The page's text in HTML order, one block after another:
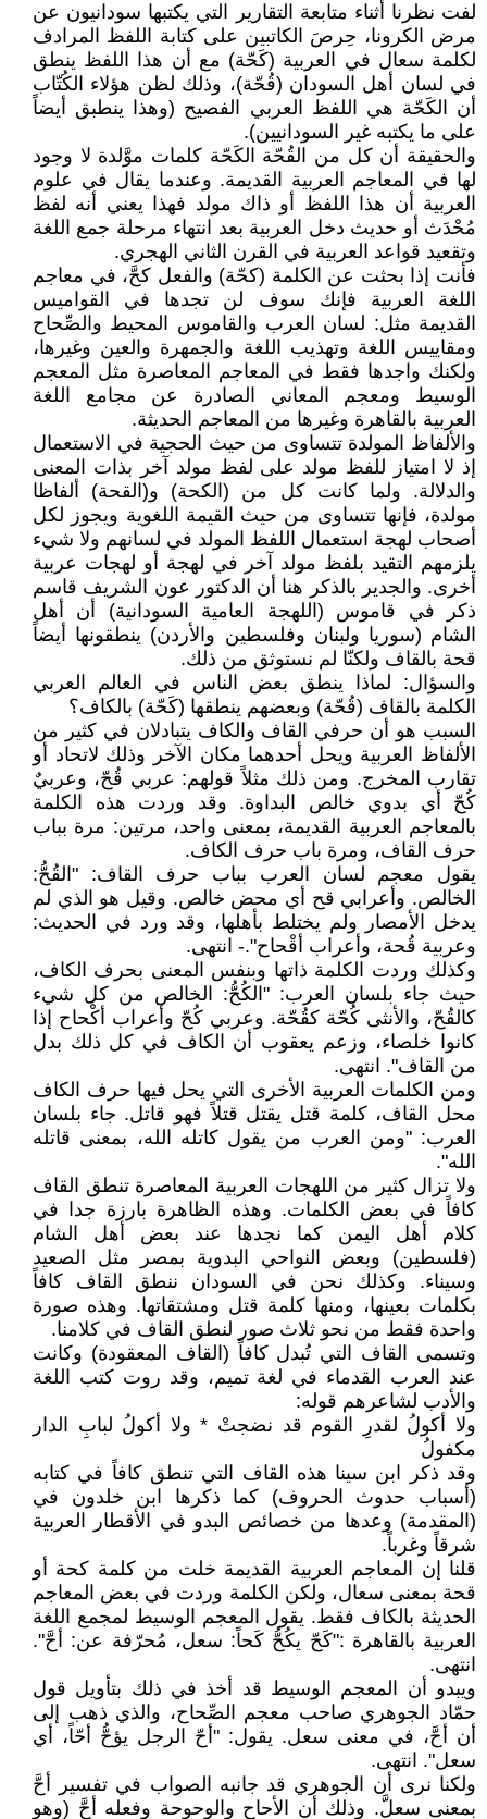
لفت نظرنا أثناء متابعة التقارير التي يكتبها سودانيون عن
مرض الكرونا، حِرصَ الكاتبين على كتابة اللفظ المرادف
لكلمة سعال في العربية (كَحّة) مع أن هذا اللفظ ينطق
في لسان أهل السودان (قُحّة)، وذلك لظن هؤلاء الكُتّاب
أن الكَحّة هي اللفظ العربي الفصيح (وهذا ينطبق أيضاً
على ما يكتبه غير السودانيين).
والحقيقة أن كل من القُحّة الكَحّة كلمات موَّلدة لا وجود
لها في المعاجم العربية القديمة. وعندما يقال في علوم
العربية أن هذا اللفظ أو ذاك مولد فهذا يعني أنه لفظ
مُحْدَث أو حديث دخل العربية بعد انتهاء مرحلة جمع اللغة
وتقعيد قواعد العربية في القرن الثاني الهجري.
فأنت إذا بحثت عن الكلمة (كحّة) والفعل كحَّ، في معاجم
اللغة العربية فإنك سوف لن تجدها في القواميس
القديمة مثل: لسان العرب والقاموس المحيط والصِّحاح
ومقاييس اللغة وتهذيب اللغة والجمهرة والعين وغيرها،
ولكنك واجدها فقط في المعاجم المعاصرة مثل المعجم
الوسيط ومعجم المعاني الصادرة عن مجامع اللغة
العربية بالقاهرة وغيرها من المعاجم الحديثة.
والألفاظ المولدة تتساوى من حيث الحجية في الاستعمال
إذ لا امتياز للفظ مولد على لفظ مولد آخر بذات المعنى
والدلالة. ولما كانت كل من (الكحة) و(القحة) ألفاظا
مولدة، فإنها تتساوى من حيث القيمة اللغوية ويجوز لكل
أصحاب لهجة استعمال اللفظ المولد في لسانهم ولا شيء
يلزمهم التقيد بلفظ مولد آخر في لهجة أو لهجات عربية
أخرى. والجدير بالذكر هنا أن الدكتور عون الشريف قاسم
ذكر في قاموس (اللهجة العامية السودانية) أن أهل
الشام (سوريا ولبنان وفلسطين والأردن) ينطقونها أيضاً
قحة بالقاف ولكنّا لم نستوثق من ذلك.
والسؤال: لماذا ينطق بعض الناس في العالم العربي
الكلمة بالقاف (قُحّة) وبعضهم ينطقها (كَحّة) بالكاف؟
السبب هو أن حرفي القاف والكاف يتبادلان في كثير من
الألفاظ العربية ويحل أحدهما مكان الآخر وذلك لاتحاد أو
تقارب المخرج. ومن ذلك مثلاً قولهم: عربي قُحّ، وعربيٌ
كُحّ أي بدوي خالص البداوة. وقد وردت هذه الكلمة
بالمعاجم العربية القديمة، بمعنى واحد، مرتين: مرة بباب
حرف القاف، ومرة باب حرف الكاف.
يقول معجم لسان العرب بباب حرف القاف: "القُحُّ:
الخالص. وأعرابي قح أي محض خالص. وقيل هو الذي لم
يدخل الأمصار ولم يختلط بأهلها، وقد ورد في الحديث:
وعربية قُحة، وأعراب أقْحاح".- انتهى.
وكذلك وردت الكلمة ذاتها وبنفس المعنى بحرف الكاف،
حيث جاء بلسان العرب: "الكُحُّ: الخالص من كل شيء
كالقُحّ، والأنثى كُحّة كقُحّة. وعربي كُحّ وأعراب أكْحاح إذا
كانوا خلصاء، وزعم يعقوب أن الكاف في كل ذلك بدل
من القاف". انتهى.
ومن الكلمات العربية الأخرى التي يحل فيها حرف الكاف
محل القاف، كلمة قتل يقتل قتلاً فهو قاتل. جاء بلسان
العرب: "ومن العرب من يقول كاتله الله، بمعنى قاتله
الله".
ولا تزال كثير من اللهجات العربية المعاصرة تنطق القاف
كافاً في بعض الكلمات. وهذه الظاهرة بارزة جدا في
كلام أهل اليمن كما نجدها عند بعض أهل الشام
(فلسطين) وبعض النواحي البدوية بمصر مثل الصعيد
وسيناء. وكذلك نحن في السودان ننطق القاف كافاً
بكلمات بعينها، ومنها كلمة قتل ومشتقاتها. وهذه صورة
واحدة فقط من نحو ثلاث صور لنطق القاف في كلامنا.
وتسمى القاف التي تُبدل كافاً (القاف المعقودة) وكانت
عند العرب القدماء في لغة تميم، وقد روت كتب اللغة
والأدب لشاعرهم قوله:
ولا أكولُ لقدرِ القوم قد نضجتْ * ولا أكولُ لبابِ الدار
مكفولُ
وقد ذكر ابن سينا هذه القاف التي تنطق كافاً في كتابه
(أسباب حدوث الحروف) كما ذكرها ابن خلدون في
(المقدمة) وعدها من خصائص البدو في الأقطار العربية
شرقاً وغرباً.
قلنا إن المعاجم العربية القديمة خلت من كلمة كحة أو
قحة بمعنى سعال، ولكن الكلمة وردت في بعض المعاجم
الحديثة بالكاف فقط. يقول المعجم الوسيط لمجمع اللغة
العربية بالقاهرة :"كَحّ يكُحُّ كَحاً: سعل، مُحرّفة عن: أحَّ".
انتهى.
ويبدو أن المعجم الوسيط قد أخذ في ذلك بتأويل قول
حمّاد الجوهري صاحب معجم الصِّحاح، والذي ذهب إلى
أن أحَّ، في معنى سعل. يقول: "أحّ الرجل يؤحُّ أحّاً، أي
سعل". انتهى.
ولكنا نرى أن الجوهري قد جانبه الصواب في تفسير أحَّ
بمعنى سعلَّ. وذلك أن الأحاح والوحوحة وفعله أحَّ (وهو